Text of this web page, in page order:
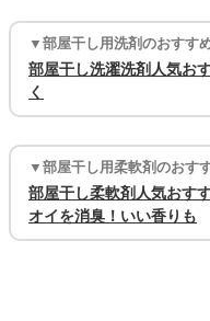
▼部屋干し用洗剤のおすす
部屋干し洗濯洗剤人気お
く
▼部屋干し用柔軟剤のおす
部屋干し柔軟剤人気おす
オイを消臭！いい香りも